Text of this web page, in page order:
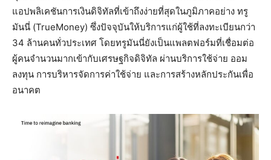
แอปพลิเคชันการเงินดิจิทัลที่เข้าถึงง่ายที่สุดในภูมิภาคอย่าง ทรู
มันนี่ (TrueMoney) ซึ่งปัจจุบันให้บริการแก่ผู้ใช้ที่ลงทะเบียนกว่า
34 ล้านคนทั่วประเทศ โดยทรูมันนี่ยังเป็นแพลตฟอร์มที่เชื่อมต่อ
ผู้คนจำนวนมากเข้ากับเศรษฐกิจดิจิทัล ผ่านบริการใช้จ่าย ออม
ลงทุน การบริหารจัดการค่าใช้จ่าย และการสร้างหลักประกันเพื่อ
อนาคต